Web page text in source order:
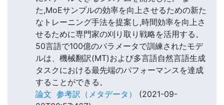
た,MoEサンプルの効率を向上させるための新た
なトレーニング手法を提案し,時間効率を向上さ
せるために専門家の刈り取り戦略を活用する。
50言語で100億のパラメータで訓練されたモデ
ルは、機械翻訳(MT)および多言語自然言語生成
タスクにおける最先端のパフォーマンスを達成
することができる。
論文 参考訳（メタデータ）
(2021-09-